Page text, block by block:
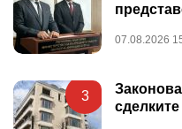
07.08.2026
3